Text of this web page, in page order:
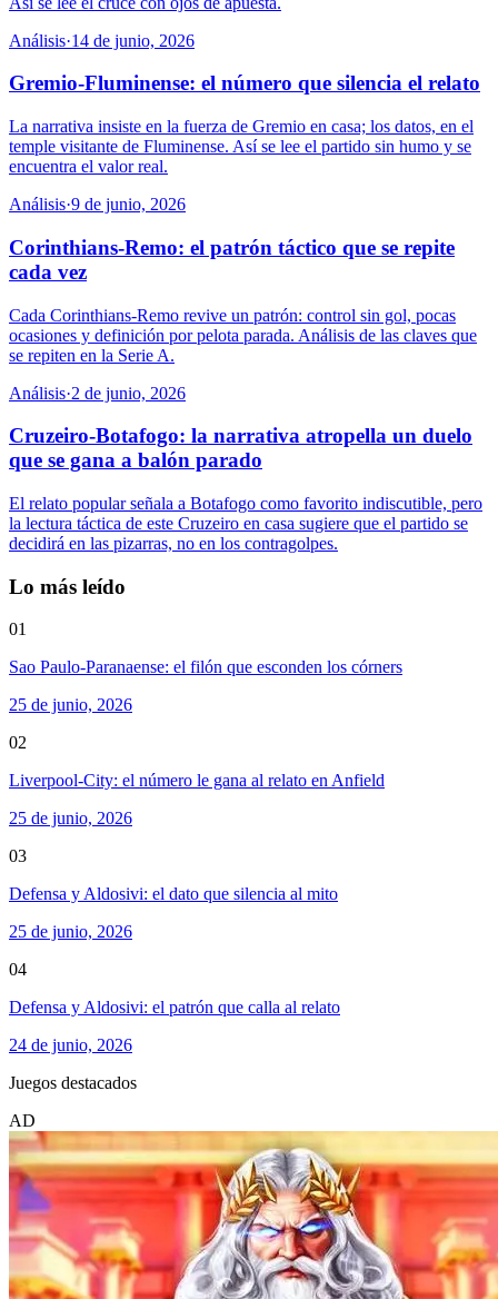
Análisis·14 de junio, 2026
Gremio-Fluminense: el número que silencia el relato
La narrativa insiste en la fuerza de Gremio en casa; los datos, en el
temple visitante de Fluminense. Así se lee el partido sin humo y se
encuentra el valor real.
Análisis·9 de junio, 2026
Corinthians-Remo: el patrón táctico que se repite
cada vez
Cada Corinthians-Remo revive un patrón: control sin gol, pocas
ocasiones y definición por pelota parada. Análisis de las claves que
se repiten en la Serie A.
Análisis·2 de junio, 2026
Cruzeiro-Botafogo: la narrativa atropella un duelo
que se gana a balón parado
El relato popular señala a Botafogo como favorito indiscutible, pero
la lectura táctica de este Cruzeiro en casa sugiere que el partido se
decidirá en las pizarras, no en los contragolpes.
Lo más leído
01
Sao Paulo-Paranaense: el filón que esconden los córners
25 de junio, 2026
02
Liverpool-City: el número le gana al relato en Anfield
25 de junio, 2026
03
Defensa y Aldosivi: el dato que silencia al mito
25 de junio, 2026
04
Defensa y Aldosivi: el patrón que calla al relato
24 de junio, 2026
Juegos destacados
AD